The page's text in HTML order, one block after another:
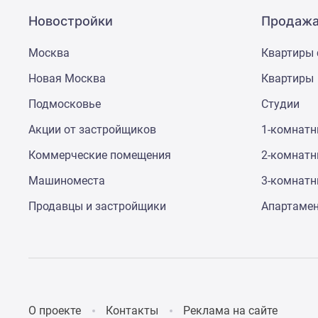
Новостройки
Москва
Новая Москва
Подмосковье
Акции от застройщиков
Коммерческие помещения
Машиноместа
Продавцы и застройщики
Квартиры
Квартиры
Студии
1-
2-
3-
О проекте Контакты Реклама на сайте